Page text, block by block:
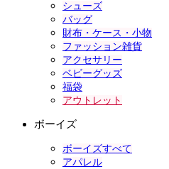
シューズ
バッグ
財布・ケース・小物
ファッション雑貨
アクセサリー
ベビーグッズ
福袋
アウトレット
ボーイズ
ボーイズすべて
アパレル